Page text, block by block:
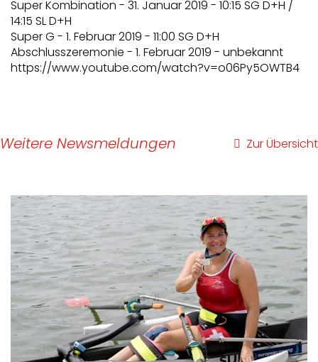
Super Kombination - 31. Januar 2019 - 10:15 SG D+H /
14:15 SL D+H
Super G - 1. Februar 2019 - 11:00 SG D+H
Abschlusszeremonie - 1. Februar 2019 - unbekannt
https://www.youtube.com/watch?v=o06Py5OWTB4
Zur Übersicht
Weitere Newsmeldungen